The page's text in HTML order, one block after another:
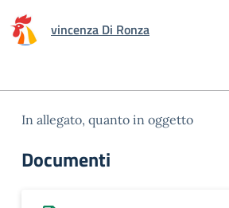
vincenza Di Ronza
In allegato, quanto in oggetto
Documenti